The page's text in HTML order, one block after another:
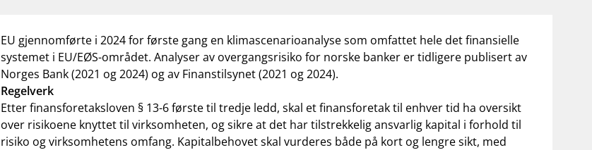
EU gjennomførte i 2024 for første gang en klimascenarioanalysesom omfattet hele det finansielle
systemet i EU/EØS-området. Analyser av overgangsrisiko for norske banker er tidligere publisert av
Norges Bank (2021 og2024) og av Finanstilsynet (2021 og2024).
Regelverk
Etterfinansforetaksloven § 13-6 første til tredje ledd, skal et finansforetak til enhver tid ha oversikt
over risikoene knyttet til virksomheten, og sikre at det har tilstrekkelig ansvarlig kapital i forhold til
risiko og virksomhetens omfang. Kapitalbehovet skal vurderes både på kort og lengre sikt, med